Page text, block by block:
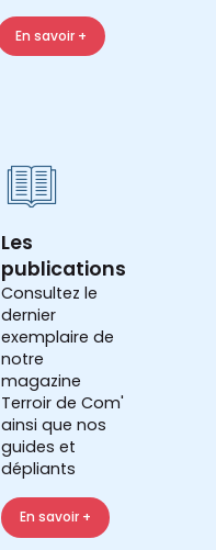
En savoir +
Les
publications
Consultez le
dernier
exemplaire de
notre
magazine
Terroir de Com'
ainsi que nos
guides et
dépliants
En savoir +